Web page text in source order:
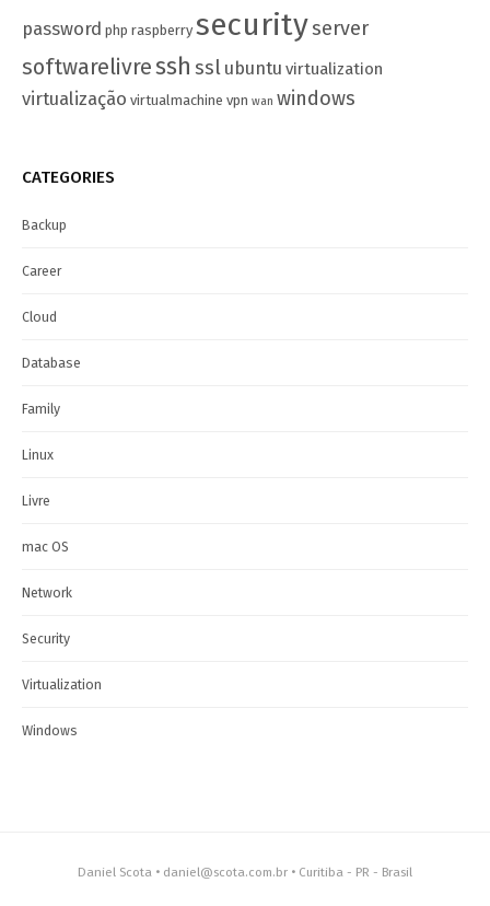
password php raspberry securityserver
softwarelivressh ssl ubuntu virtualization
virtualização virtualmachine vpn wan windows
CATEGORIES
Backup
Career
Cloud
Database
Family
Linux
Livre
mac OS
Network
Security
Virtualization
Windows
Daniel Scota • daniel@scota.com.br • Curitiba - PR - Brasil